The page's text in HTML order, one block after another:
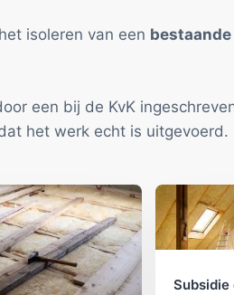
isoleren van een
een bij de KvK
het werk echt is uitgevoerd.